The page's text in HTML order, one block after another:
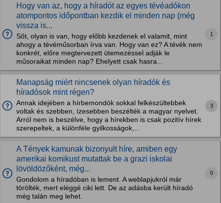
Hogy van az, hogy a híradót az egyes tévéadókon
atompontos időpontban kezdik el minden nap (még
vissza is...
Sőt, olyan is van, hogy előbb kezdenek el valamit, mint
ahogy a tévéműsorban írva van. Hogy van ez? A tévék nem
konkrét, előre megtervezett ütemezéssel adják le
műsoraikat minden nap? Ehelyett csak hasra...
1
Manapság miért nincsenek olyan híradók és
híradósok mint régen?
Annak idejében a hírbemondók sokkal felkészültebbek
voltak és szebben, ízesebben beszélték a magyar nyelvet.
Arról nem is beszélve, hogy a hírekben is csak pozitív hírek
szerepeltek, a különféle gyilkosságok,...
3
A Tények kamunak bizonyult híre, amiben egy
amerikai komikust mutattak be a grazi iskolai
lövöldözőként, még...
Gondolom a híradóban is lement. A weblapjukról már
törölték, mert eléggé ciki lett. De az adásba került híradó
még talán meg lehet.
0